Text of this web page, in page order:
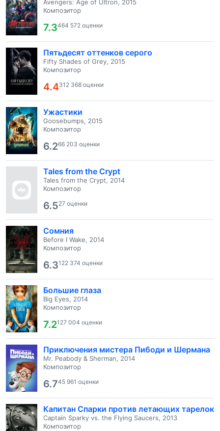
Avengers: Age of Ultron, 2015
Композитор
7.3464 572 оценки
Пятьдесят оттенков серого
Fifty Shades of Grey, 2015
Композитор
4.4312 368 оценки
Ужастики
Goosebumps, 2015
Композитор
6.266 203 оценки
Tales from the Crypt
Tales from the Crypt, 2014
Композитор
6.527 оценки
Сомния
Before I Wake, 2014
Композитор
6.3122 374 оценки
Большие глаза
Big Eyes, 2014
Композитор
7.2127 004 оценки
Приключения мистера Пибоди и Шермана
Mr. Peabody & Sherman, 2014
Композитор
6.745 961 оценки
Капитан Спарки против летающих тарелок
Captain Sparky vs. the Flying Saucers, 2013
Композитор